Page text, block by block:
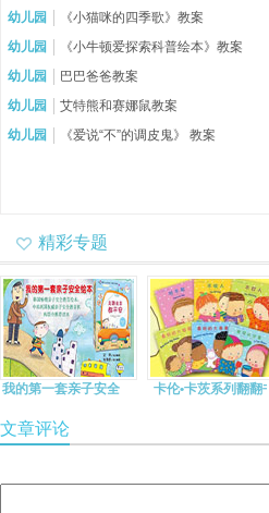
幼儿园
《小猫咪的四季歌》教案
幼儿园
《小牛顿爱探索科普绘本》教案
幼儿园
巴巴爸爸教案
幼儿园
艾特熊和赛娜鼠教案
幼儿园
《爱说“不”的调皮鬼》 教案
精彩专题
我的第一套亲子安全绘
卡伦•卡茨系列翻翻书
文章评论